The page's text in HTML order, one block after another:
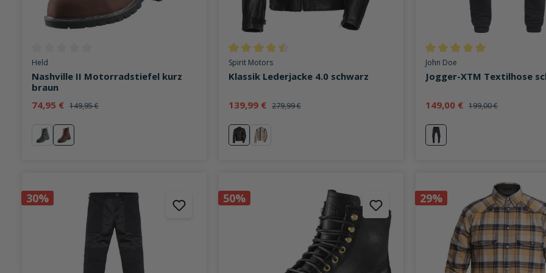
Durchschnittliche Bewertung von 0 von 5 Sternen
Held
Nashville II Motorradstiefel kurz
braun
74,95 € 149,95 €
schwarz
braun
Durchschnittliche Bewertung von 4.3 von 5 Sternen
Spirit Motors
Klassik Lederjacke 4.0 schwarz
139,99 € 279,99 €
schwarzReplica
Durchschnittliche Bewertung
John Doe
Jogger-XTM Textilhose
149,00 € 199,00 €
schwarz
30% 50% 29%